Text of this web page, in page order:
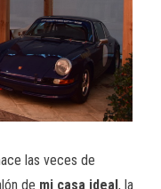
las veces de
de mi casa ideal, la